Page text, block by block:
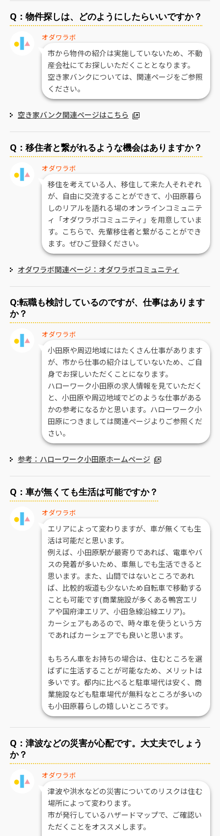
Q：物件探しは、どのようにしたらいいですか？
オダワラボ
市から物件の紹介は実施していないため、不動
産会社にてお探しいただくこととなります。
空き家バンクについては、関連ページをご参照
ください。
空き家バンク関連ページはこちら
Q：移住者と繋がれるような機会はありますか？
オダワラボ
移住を考えている人、移住して来た人それぞれ
が、自由に交流することができて、小田原暮ら
しのリアルを語れる場のオンラインコミュニテ
ィ「オダワラボコミュニティ」を用意していま
す。こちらで、先輩移住者と繋がることができ
ます。ぜひご登録ください。
オダワラボ関連ページ：オダワラボコミュニティ
Q:転職も検討しているのですが、仕事はあります
か？
オダワラボ
小田原や周辺地域にはたくさん仕事があります
が、市から仕事の紹介はしていないため、ご自
身でお探しいただくことになります。
ハローワーク小田原の求人情報を見ていただく
と、小田原や周辺地域でどのような仕事がある
かの参考になるかと思います。ハローワーク小
田原につきましては関連ページよりご参照くだ
さい。
参考：ハローワーク小田原ホームページ
Q：車が無くても生活は可能ですか？
オダワラボ
エリアによって変わりますが、車が無くても生
活は可能だと思います。
例えば、小田原駅が最寄りであれば、電車やバ
スの発着が多いため、車無しでも生活できると
思います。また、山間ではないところであれ
ば、比較的坂道も少ないため自転車で移動する
ことも可能です(商業施設が多くある鴨宮エリ
アや国府津エリア、小田急線沿線エリア)。
カーシェアもあるので、時々車を使うという方
であればカーシェアでも良いと思います。
もちろん車をお持ちの場合は、住むところを選
ばずに生活することが可能なため、メリットは
多いです。都内に比べると駐車場代は安く、商
業施設なども駐車場代が無料なところが多いの
も小田原暮らしの嬉しいところです。
Q：津波などの災害が心配です。大丈夫でしょう
か？
オダワラボ
津波や洪水などの災害についてのリスクは住む
場所によって変わります。
市が発行しているハザードマップで、ご確認い
ただくことをオススメします。